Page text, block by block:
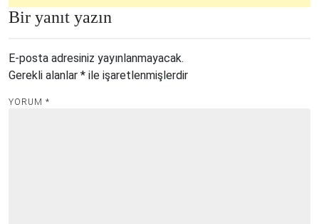
Bir yanıt yazın
E-posta adresiniz yayınlanmayacak.
Gerekli alanlar * ile işaretlenmişlerdir
YORUM *